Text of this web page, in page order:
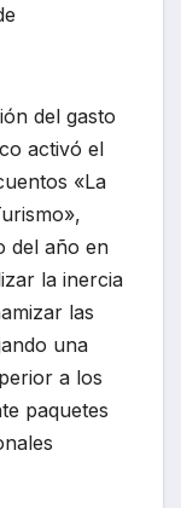
del gasto
activó el
«La
del año en
la inercia
las
una
a los
paquetes